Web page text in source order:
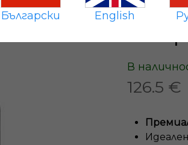
Български English
В
126.5 €